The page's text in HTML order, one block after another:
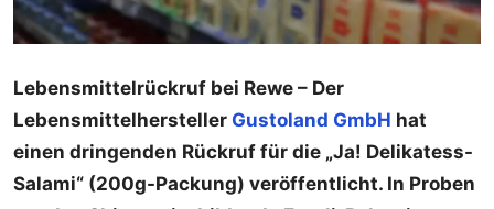
Lebensmittelrückruf bei Rewe – Der
Lebensmittelhersteller Gustoland GmbH hat
einen dringenden Rückruf für die „Ja! Delikatess-
Salami“ (200g-Packung) veröffentlicht. In Proben